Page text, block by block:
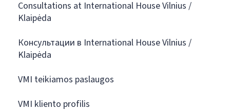
Consultations at International House Vilnius /
Klaipėda
Консультации в International House Vilnius /
Klaipėda
VMI teikiamos paslaugos
VMI kliento profilis